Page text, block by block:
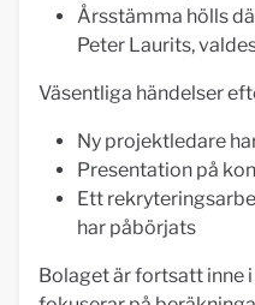
Årsstämma hölls
Peter Laurits,
Väsentliga händelser
Ny projektledare
Presentation på
Ett
har påbörjats
Bolaget är fortsatt inne